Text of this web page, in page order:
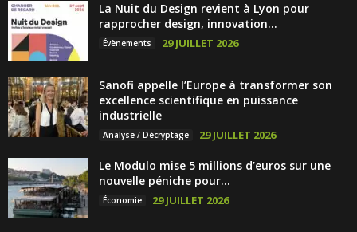
La Nuit du Design revient à Lyon pour
rapprocher design, innovation...
Évènements 29 JUILLET 2026
Sanofi appelle l’Europe à transformer son
excellence scientifique en puissance
industrielle
Analyse / Décryptage 29 JUILLET 2026
Le Modulo mise 5 millions d’euros sur une
nouvelle péniche pour...
Économie 29 JUILLET 2026